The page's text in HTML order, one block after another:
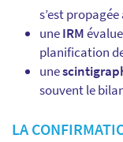
s’est
uneIRM
planification
une
souvent le
LA